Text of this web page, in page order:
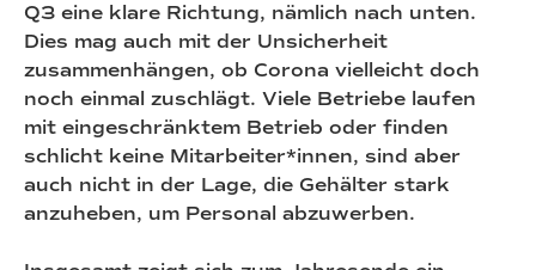
Q3 eine klare Richtung, nämlich nach unten.
Dies mag auch mit der Unsicherheit
zusammenhängen, ob Corona vielleicht doch
noch einmal zuschlägt. Viele Betriebe laufen
mit eingeschränktem Betrieb oder finden
schlicht keine Mitarbeiter*innen, sind aber
auch nicht in der Lage, die Gehälter stark
anzuheben, um Personal abzuwerben.